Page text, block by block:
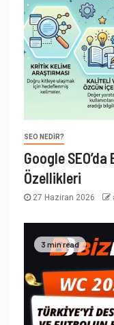
SEO NEDIR?
Google
Özellikleri
27 Haziran 2026
3 min read